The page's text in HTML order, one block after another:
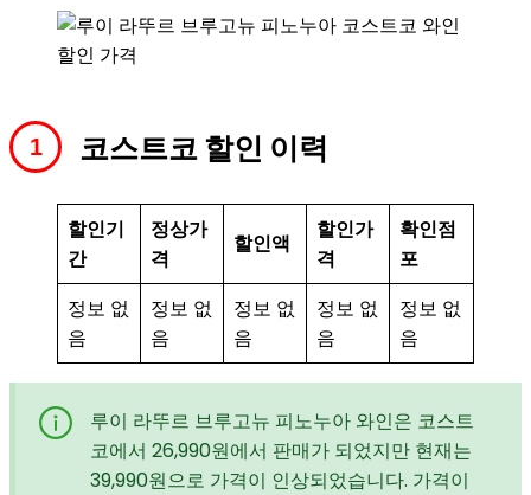
코스트코 할인 이력
할인기
간
정상가
격
할인액
할인가
격
확인점
포
정보 없
음
정보 없
음
정보 없
음
정보 없
음
정보 없
음
루이 라뚜르 브루고뉴 피노누아 와인은 코스트
코에서 26,990원에서 판매가 되었지만 현재는
39,990원으로 가격이 인상되었습니다. 가격이